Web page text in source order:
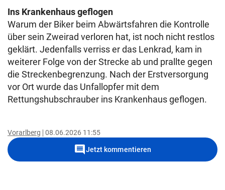
Ins Krankenhaus geflogen
Warum der Biker beim Abwärtsfahren die Kontrolle
über sein Zweirad verloren hat, ist noch nicht restlos
geklärt. Jedenfalls verriss er das Lenkrad, kam in
weiterer Folge von der Strecke ab und prallte gegen
die Streckenbegrenzung. Nach der Erstversorgung
vor Ort wurde das Unfallopfer mit dem
Rettungshubschrauber ins Krankenhaus geflogen.
Vorarlberg 08.06.2026 11:55
commentJetzt kommentieren